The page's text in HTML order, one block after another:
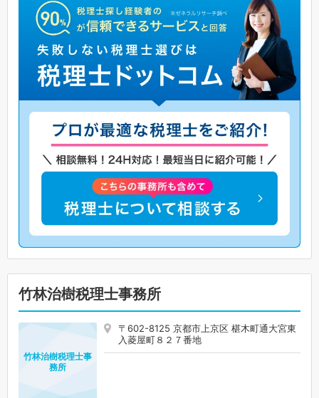
竹林治樹税理士事務所
〒602-8125 京都市上京区 椹木町通大宮東
入菱屋町８２７番地
竹林治樹税理士事
務所